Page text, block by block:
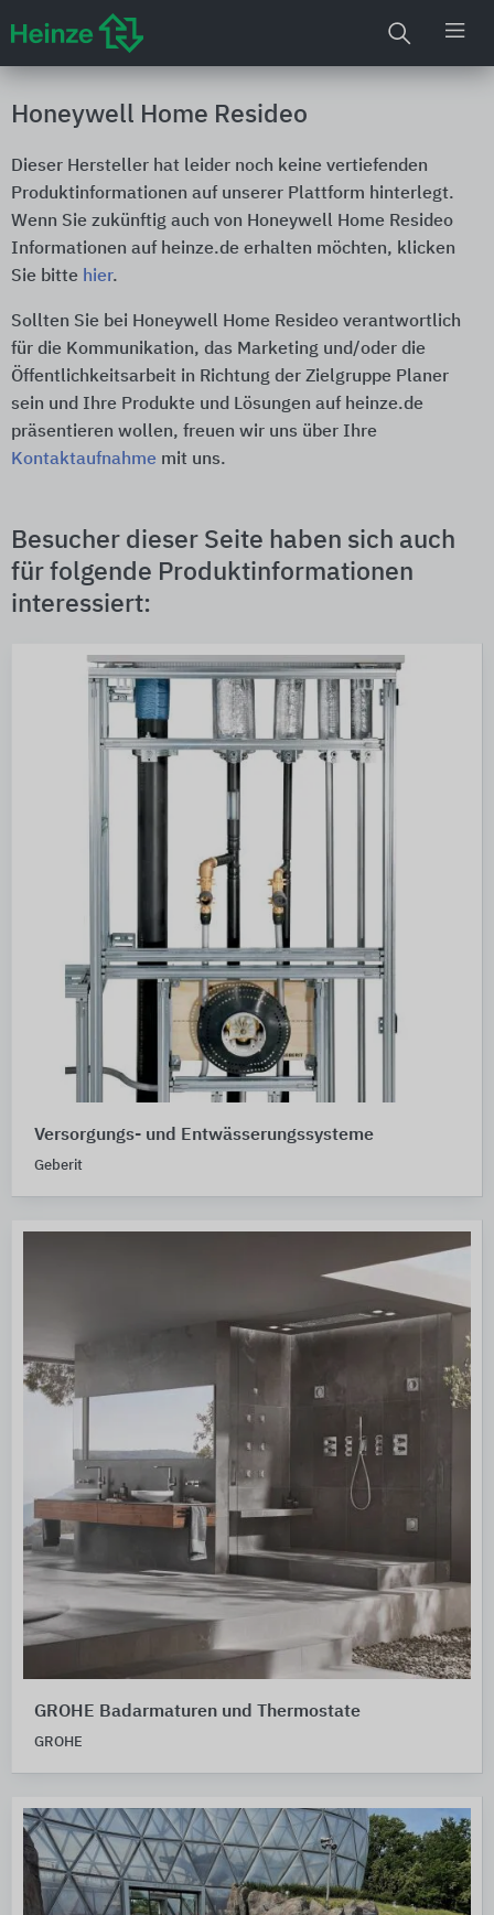
Honeywell Home Resideo
Dieser Hersteller hat leider noch keine vertiefenden
Produktinformationen auf unserer Plattform hinterlegt.
Wenn Sie zukünftig auch von Honeywell Home Resideo
Informationen auf heinze.de erhalten möchten, klicken
Sie bitte hier.
Sollten Sie bei Honeywell Home Resideo verantwortlich
für die Kommunikation, das Marketing und/oder die
Öffentlichkeitsarbeit in Richtung der Zielgruppe Planer
sein und Ihre Produkte und Lösungen auf heinze.de
präsentieren wollen, freuen wir uns über Ihre
Kontaktaufnahme mit uns.
Besucher dieser Seite haben sich auch
für folgende Produktinformationen
interessiert:
Versorgungs- und Entwässerungssysteme
Geberit
GROHE Badarmaturen und Thermostate
GROHE